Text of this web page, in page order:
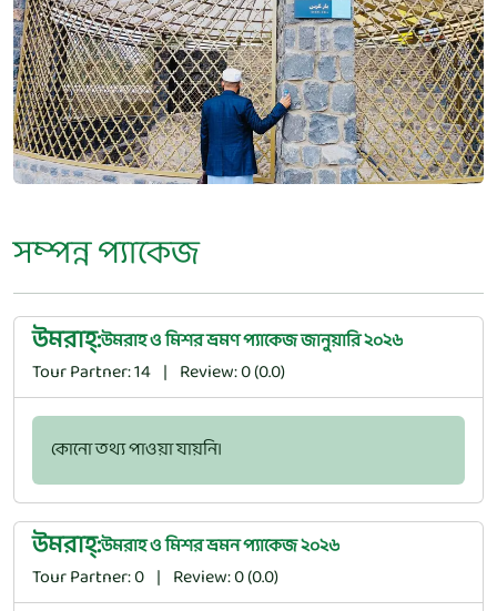
সম্পন্ন প্যাকেজ
উমরাহ্‌:উমরাহ ও মিশর ভ্রমণ প্যাকেজ জানুয়ারি ২০২৬
Tour Partner: 14 | Review: 0 (0.0)
কোনো তথ্য পাওয়া যায়নি।
উমরাহ্‌:উমরাহ ও মিশর ভ্রমন প্যাকেজ ২০২৬
Tour Partner: 0 | Review: 0 (0.0)